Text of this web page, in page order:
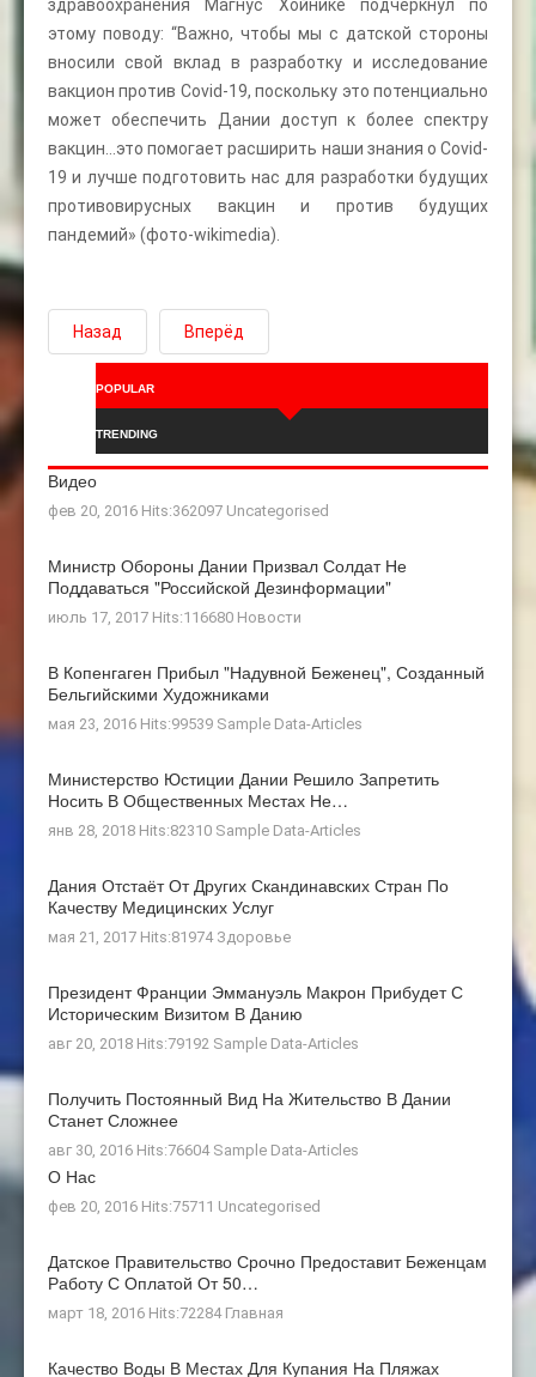
здравоохранения Магнус Хойнике подчеркнул по
этому поводу: “Важно, чтобы мы с датской стороны
вносили свой вклад в разработку и исследование
вакцион против Covid-19, поскольку это потенциально
может обеспечить Дании доступ к более спектру
вакцин…это помогает расширить наши знания о Covid-
19 и лучше подготовить нас для разработки будущих
противовирусных вакцин и против будущих
пандемий» (фото-wikimedia).
Назад Вперёд
POPULAR
TRENDING
Видео
фев 20, 2016 Hits:362097 Uncategorised
Министр Обороны Дании Призвал Солдат Не
Поддаваться "российской Дезинформации"
июль 17, 2017 Hits:116680 Новости
В Копенгаген Прибыл "Надувной Беженец", Созданный
Бельгийскими Художниками
мая 23, 2016 Hits:99539 Sample Data-Articles
Министерство Юстиции Дании Решило Запретить
Носить В Общественных Местах Не…
янв 28, 2018 Hits:82310 Sample Data-Articles
Дания Отстаёт От Других Скандинавских Стран По
Качеству Медицинских Услуг
мая 21, 2017 Hits:81974 Здоровье
Президент Франции Эммануэль Макрон Прибудет С
Историческим Визитом В Данию
авг 20, 2018 Hits:79192 Sample Data-Articles
Получить Постоянный Вид На Жительство В Дании
Станет Сложнее
авг 30, 2016 Hits:76604 Sample Data-Articles
О Нас
фев 20, 2016 Hits:75711 Uncategorised
Датское Правительство Срочно Предоставит Беженцам
Работу С Оплатой От 50…
март 18, 2016 Hits:72284 Главная
Качество Воды В Местах Для Купания На Пляжах